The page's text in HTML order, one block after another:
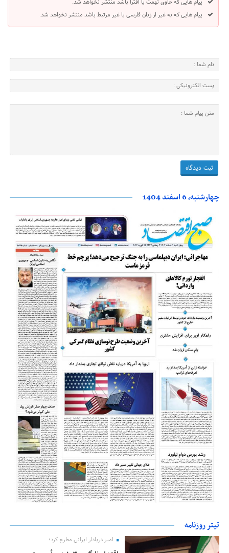
پیام هایی که حاوی تهمت یا افترا باشد منتشر نخواهد شد.
پیام هایی که به غیر از زبان فارسی یا غیر مرتبط باشد منتشر نخواهد شد.
چهارشنبه، 6 اسفند 1404
تیتر روزنامه
امیر دریادار ایرانی مطرح کرد؛